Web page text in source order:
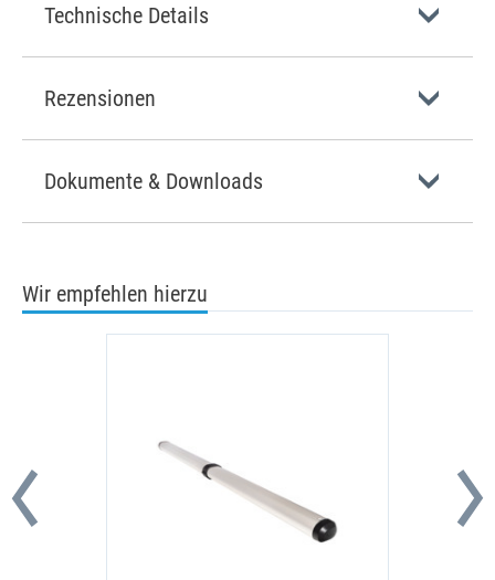
Technische Details
Rezensionen
Dokumente & Downloads
Wir empfehlen hierzu